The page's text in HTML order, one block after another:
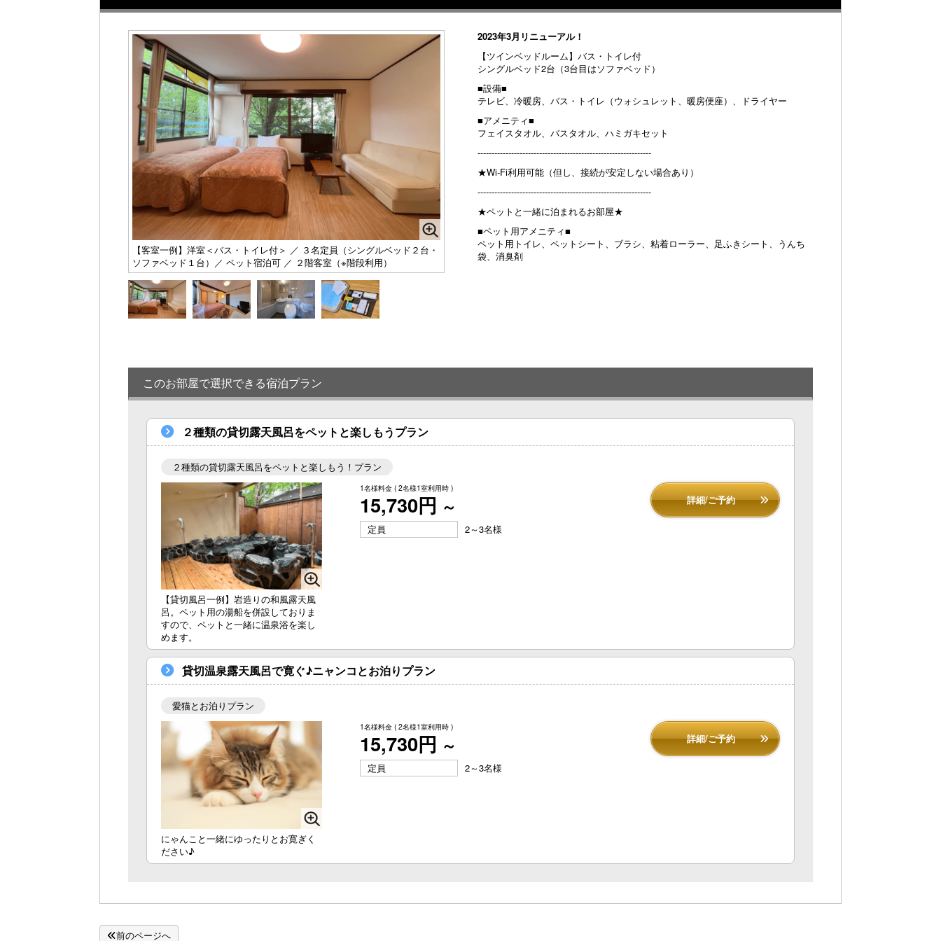
【客室一例】洋室＜バス・トイレ付＞ ／ ３名定員（シングルベッド２台・
ソファベッド１台）／ ペット宿泊可 ／ ２階客室（※階段利用）
2023年3月リニューアル！
【ツインベッドルーム】バス・トイレ付
シングルベッド2台（3台目はソファベッド）
■設備■
テレビ、冷暖房、バス・トイレ（ウォシュレット、暖房便座）、ドライヤー
■アメニティ■
フェイスタオル、バスタオル、ハミガキセット
--------------------------------------------------------------
★Wi-Fi利用可能（但し、接続が安定しない場合あり）
--------------------------------------------------------------
★ペットと一緒に泊まれるお部屋★
■ペット用アメニティ■
ペット用トイレ、ペットシート、ブラシ、粘着ローラー、足ふきシート、うんち
袋、消臭剤
このお部屋で選択できる宿泊プラン
２種類の貸切露天風呂をペットと楽しもうプラン
２種類の貸切露天風呂をペットと楽しもう！プラン
【貸切風呂一例】岩造りの和風露天風
呂。ペット用の湯船を併設しておりま
すので、ペットと一緒に温泉浴を楽し
めます。
1名様料金 ( 2名様1室利用時 )
15,730円 ～ 詳細/ご予約
定員 2～3名様
貸切温泉露天風呂で寛ぐ♪ニャンコとお泊りプラン
愛猫とお泊りプラン
にゃんこと一緒にゆったりとお寛ぎく
ださい♪
1名様料金 ( 2名様1室利用時 )
15,730円 ～ 詳細/ご予約
定員 2～3名様
前のページへ